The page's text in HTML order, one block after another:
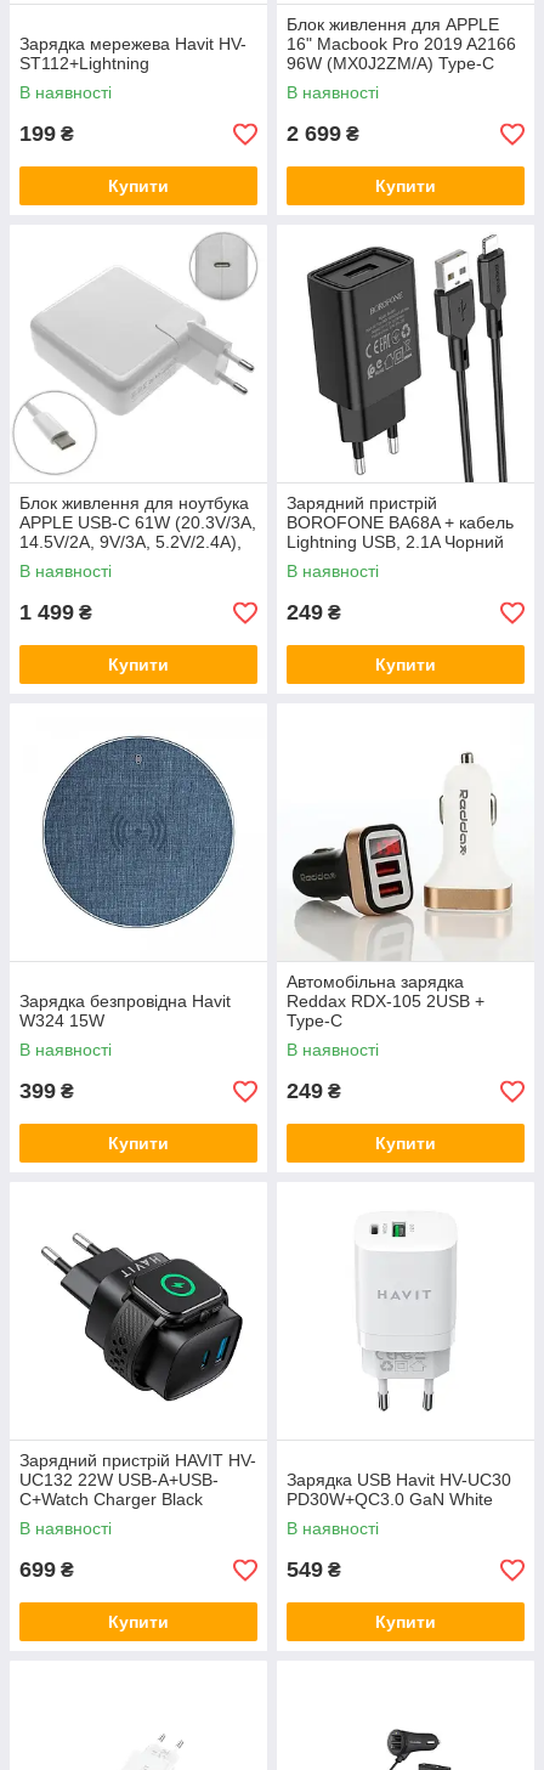
Зарядка мережева Havit HV-
ST112+Lightning
В наявності
199 ₴
Купити
Блок живлення для APPLE
16" Macbook Pro 2019 A2166
96W (MX0J2ZM/A) Type-C
(USB-C)
В наявності
2 699 ₴
Купити
Блок живлення для ноутбука
APPLE USB-C 61W (20.3V/3A,
14.5V/2A, 9V/3A, 5.2V/2.4A),
Type-C, USB3.1, White (з
кабелем!) (A1718)
В наявності
1 499 ₴
Купити
Зарядний пристрій
BOROFONE BA68A + кабель
Lightning USB, 2.1A Чорний
В наявності
249 ₴
Купити
Зарядка безпровідна Havit
W324 15W
В наявності
399 ₴
Купити
Автомобільна зарядка
Reddax RDX-105 2USB +
Type-C
В наявності
249 ₴
Купити
Зарядний пристрій HAVIT HV-
UC132 22W USB-A+USB-
C+Watch Charger Black
В наявності
699 ₴
Купити
Зарядка USB Havit HV-UC30
PD30W+QC3.0 GaN White
В наявності
549 ₴
Купити